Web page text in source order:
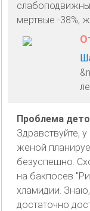
мертвые -38%,
Проблема
Здравствуйте,
женой
безуспешно.
на бакпосев
хламидии.
достаточно